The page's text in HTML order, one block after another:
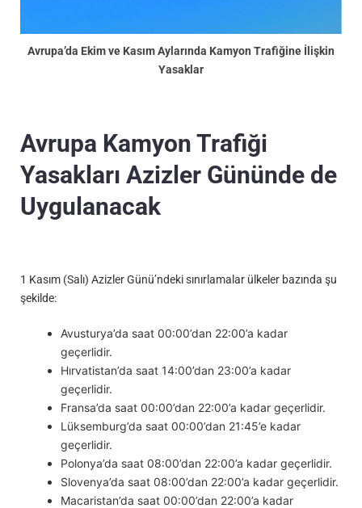
Avrupa’da Ekim ve Kasım Aylarında Kamyon Trafiğine İlişkin
Yasaklar
Avrupa Kamyon Trafiği
Yasakları Azizler Gününde de
Uygulanacak
1 Kasım (Salı) Azizler Günü’ndeki sınırlamalar ülkeler bazında şu
şekilde:
Avusturya’da saat 00:00’dan 22:00’a kadar
geçerlidir.
Hırvatistan’da saat 14:00’dan 23:00’a kadar
geçerlidir.
Fransa’da saat 00:00’dan 22:00’a kadar geçerlidir.
Lüksemburg’da saat 00:00’dan 21:45’e kadar
geçerlidir.
Polonya’da saat 08:00’dan 22:00’a kadar geçerlidir.
Slovenya’da saat 08:00’dan 22:00’a kadar geçerlidir.
Macaristan’da saat 00:00’dan 22:00’a kadar